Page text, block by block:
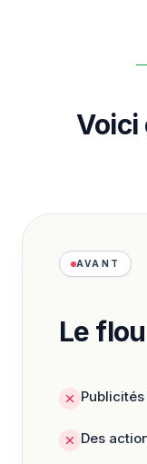
Voici
AVANT
Le
Des